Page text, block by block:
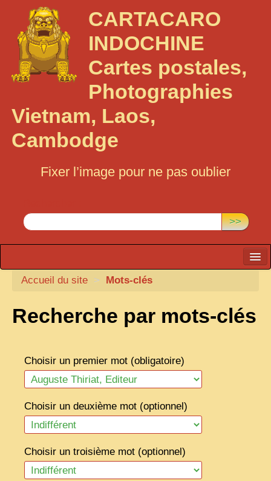
CARTACARO
INDOCHINE
Cartes postales,
Photographies
Vietnam, Laos,
Cambodge
Fixer l’image pour ne pas oublier
>>
CARTACARO
PHOTOGRAPHES, EDITEURS
TONKIN
FRONTIÈRE
1908, RÉVOLTE
ANNAM CENTRE
COCHINCHINE
LES ETHNIES
Accueil du site > Mots-clés
Recherche par mots-clés
Choisir un premier mot (obligatoire)
Choisir un deuxième mot (optionnel)
Choisir un troisième mot (optionnel)